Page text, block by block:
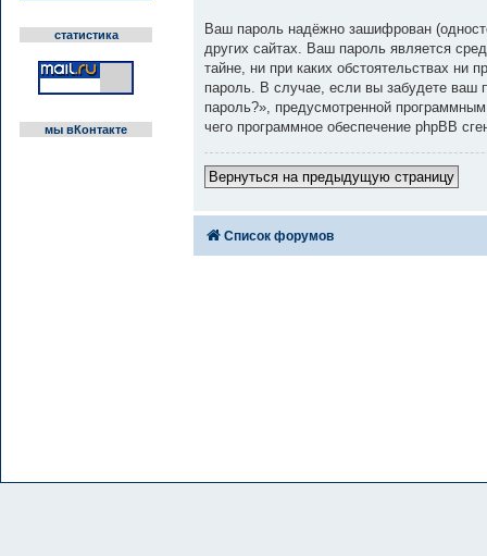
статистика
мы вКонтакте
Ваш пароль надёжно зашифрован
других сайтах. Ваш пароль является
тайне, ни при каких обстоятельствах ни
пароль. В случае, если вы забудете ваш
пароль?», предусмотренной
чего программное обеспечение phpBB
Вернуться на предыдущую страницу
Список форумов